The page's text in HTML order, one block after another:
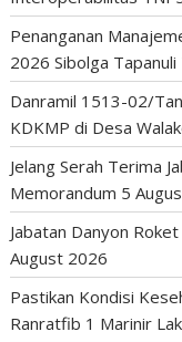
Penanganan
2026 Sibolga Tapanuli
Danramil 1513-02/
KDKMP di Desa
Jelang Serah Terima
Memorandum 5
Jabatan Danyon
August 2026
Pastikan Kondisi
Ranratfib 1 Marinir